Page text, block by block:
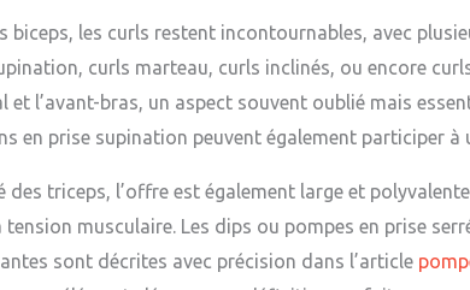
biceps, les curls restent incontournables, avec
curls marteau, curls inclinés, ou encore
et l’avant-bras, un aspect souvent oublié mais
en prise supination peuvent également participer à
des triceps, l’offre est également large et
tension musculaire. Les dips ou pompes en prise
sont décrites avec précision dans l’article